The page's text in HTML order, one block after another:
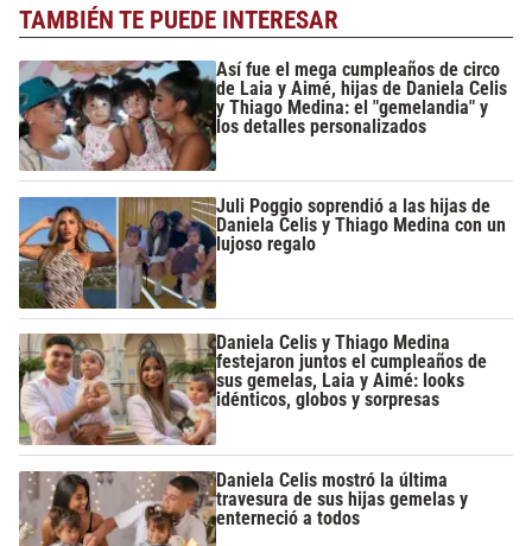
TAMBIÉN TE PUEDE INTERESAR
Así fue el mega cumpleaños de circo
de Laia y Aimé, hijas de Daniela Celis
y Thiago Medina: el "gemelandia" y
los detalles personalizados
Juli Poggio soprendió a las hijas de
Daniela Celis y Thiago Medina con un
lujoso regalo
Daniela Celis y Thiago Medina
festejaron juntos el cumpleaños de
sus gemelas, Laia y Aimé: looks
idénticos, globos y sorpresas
Daniela Celis mostró la última
travesura de sus hijas gemelas y
enterneció a todos